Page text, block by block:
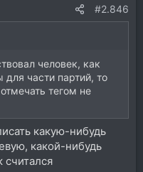
#2.846
человек, как
части партий, то
тегом не
какую-нибудь
какой-нибудь
считался